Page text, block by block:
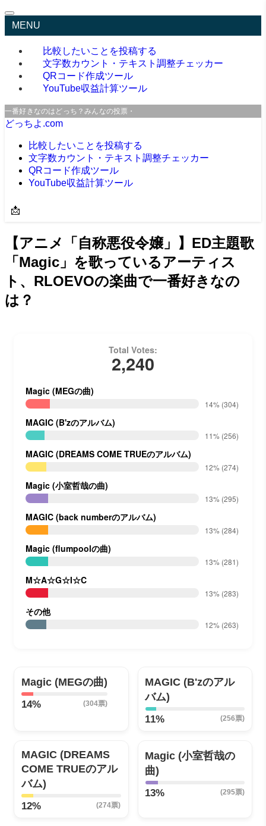
MENU
比較したいことを投稿する
文字数カウント・テキスト調整チェッカー
QRコード作成ツール
YouTube収益計算ツール
一番好きなのはどっち？みんなの投票・口コミサイト
どっちよ.com
比較したいことを投稿する
文字数カウント・テキスト調整チェッカー
QRコード作成ツール
YouTube収益計算ツール
📩
【アニメ「自称悪役令嬢」】ED主題歌
「Magic」を歌っているアーティス
ト、RLOEVOの楽曲で一番好きなの
は？
Total Votes:
2,240
Magic (MEGの曲)
14% (304)
MAGIC (B'zのアルバム)
11% (256)
MAGIC (DREAMS COME TRUEのアルバム)
12% (274)
Magic (小室哲哉の曲)
13% (295)
MAGIC (back numberのアルバム)
13% (284)
Magic (flumpoolの曲)
13% (281)
M☆A☆G☆I☆C
13% (283)
その他
12% (263)
Magic (MEGの曲)
14% (304票)
MAGIC (B'zのアル
バム)
11% (256票)
MAGIC (DREAMS
COME TRUEのアル
バム)
12% (274票)
Magic (小室哲哉の
曲)
13% (295票)